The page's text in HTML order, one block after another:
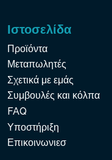
Ιστοσελίδα
Προϊόντα
Μεταπωλητές
Σχετικά με εμάς
Συμβουλές και κόλπα
FAQ
Υποστήριξη
Επικοινωνιεσ